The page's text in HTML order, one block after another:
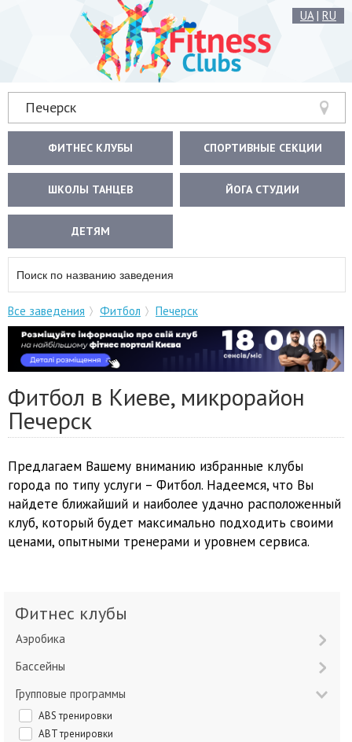
UA| RU
Печерск
ФИТНЕС КЛУБЫ СПОРТИВНЫЕ СЕКЦИИ
ШКОЛЫ ТАНЦЕВ ЙОГА СТУДИИ
ДЕТЯМ
Все заведения Фитбол Печерск
Фитбол в Киеве, микрорайон
Печерск
Предлагаем Вашему вниманию избранные клубы
города по типу услуги – Фитбол. Надеемся, что Вы
найдете ближайший и наиболее удачно расположенный
клуб, который будет максимально подходить своими
ценами, опытными тренерами и уровнем сервиса.
Фитнес клубы
Аэробика
Бассейны
Групповые программы
ABS тренировки
ABT тренировки